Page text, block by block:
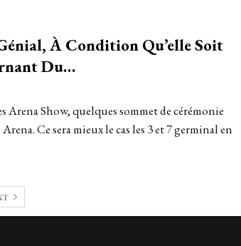
À Condition Qu’elle Soit
Du…
Arena Show, quelques sommet de cérémonie
Ce sera mieux le cas les 3 et 7 germinal en